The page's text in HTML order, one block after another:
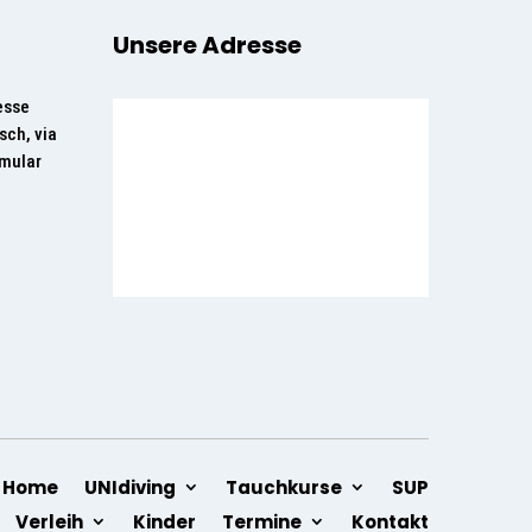
via
Unsere Adresse
Home UNIdiving Tauchkurse
SUP
Verleih
Kinder Termine Kontakt